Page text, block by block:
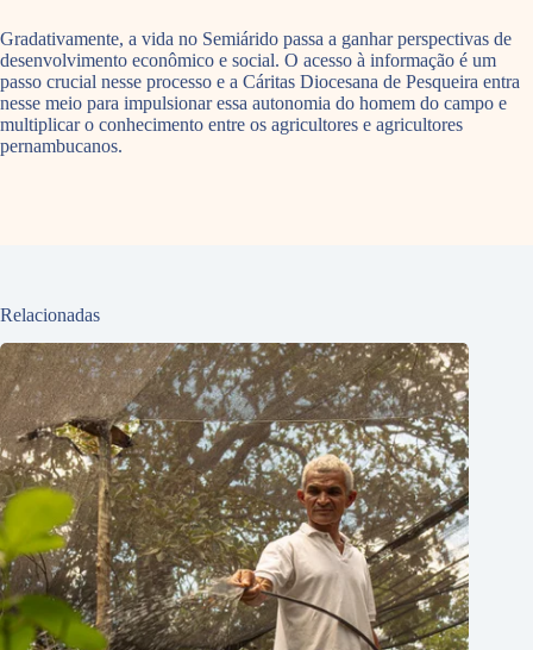
Gradativamente, a vida no Semiárido passa a ganhar perspectivas de
desenvolvimento econômico e social. O acesso à informação é um
passo crucial nesse processo e a Cáritas Diocesana de Pesqueira entra
nesse meio para impulsionar essa autonomia do homem do campo e
multiplicar o conhecimento entre os agricultores e agricultores
pernambucanos.
Relacionadas